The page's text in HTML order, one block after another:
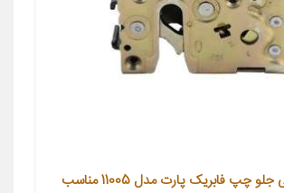
قفل درب جانبی جلو چپ فابریک پارت مدل 11005 مناسب